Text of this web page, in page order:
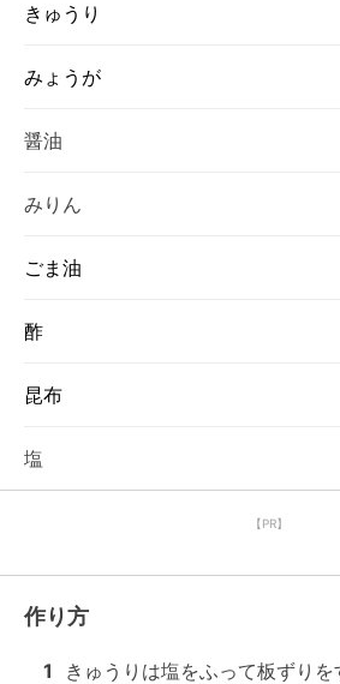
きゅうり
みょうが
醤油
みりん
ごま油
酢
昆布
塩
【PR】
作り方
1 きゅうりは塩をふって板ずりを